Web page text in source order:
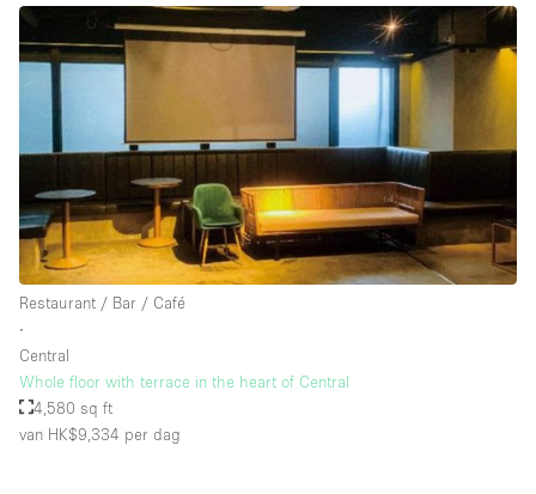
Restaurant / Bar / Café
∙
Central
Whole floor with terrace in the heart of Central
4,580 sq ft
van HK$9,334 per dag